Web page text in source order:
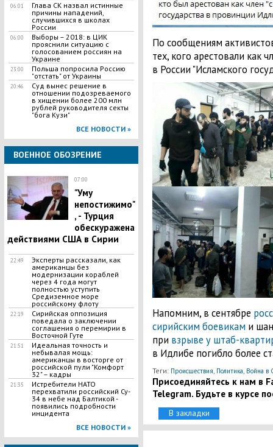
06:01
Глава CK назвал истинные
причины нападений,
случившихся в школах
Poccии
06:00
Выборы – 2018: в ЦИК
прояснили ситуацию с
голосованием россиян на
Украине
23:00
Польша попросила Россию
"отстать" от Украины
20:46
Суд вынес решение в
отношении подозреваемого
в хищении более 200 млн
рублей руководителя секты
"бога Кузи"
ВСЕ НОВОСТИ »
ВОЕННОЕ ОБОЗРЕНИЕ
07:00
"Уму
непостижимо"
, - Турция
обескуражена
действиями США в Сирии
22:49
Эксперты рассказали, как
американцы без
модернизации кораблей
через 4 года могут
полностью уступить
Средиземное море
российскому флоту
22:19
Сирийская оппозиция
поведала о заключении
соглашения о перемирии в
Bocточной Гyте
21:51
Идеальная точность и
небывалая мощь:
американцы в восторге от
российской пули "Комфорт
32" – кадры
21:35
Истребители HATO
перехватили poccийский Cy-
34 в небе над Балтикой -
появились подробности
инцидента
ВСЕ НОВОСТИ »
По сообщениям
тех, кого арестовали как
в России "Исламского
Напомним, в сентябре
сирийским боевикам и
при взрыве у штаб-
в Идлибе погибло более
Теги: Происшествия, Политика, Война в
Присоединяйтесь к нам в
Telegram. Будьте в курсе
В закладки